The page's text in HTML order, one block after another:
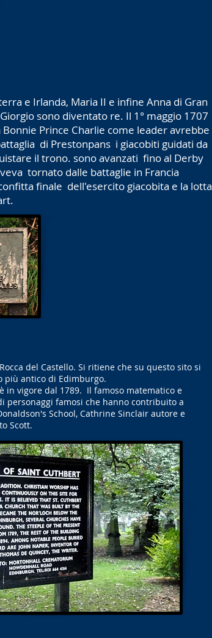
e Irlanda, Maria II e infine Anna di Gran
sono diventato re. Il 1° maggio 1707
Prince Charlie come leader avrebbe
di Prestonpans i giacobiti guidati da
il trono. sono avanzati fino al Derby
tornato dalle battaglie in Francia
finale dell'esercito giacobita e la lotta
del Castello. Si ritiene che su questo sito si
più antico di Edimburgo.
in vigore dal 1789. Il famoso matematico e
personaggi famosi che hanno contribuito a
School, Cathrine Sinclair autore e
Scott.